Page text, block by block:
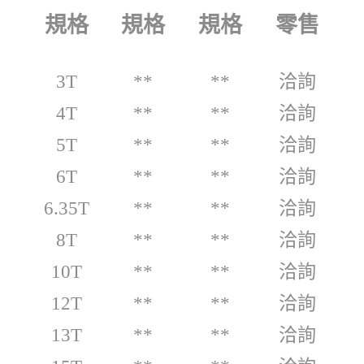
規格
規格
規格
零售
3T ** **
洽詢
4T
** **
洽詢
5T
** **
洽詢
6T
** **
洽詢
6.35T
** **
洽詢
8T
** **
洽詢
10T
** **
洽詢
12T
** **
洽詢
13T
** **
洽詢